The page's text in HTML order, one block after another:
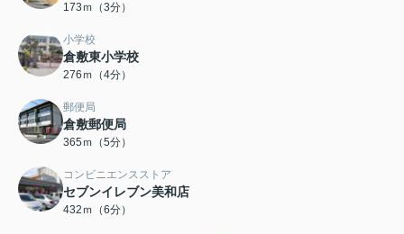
173ｍ（3分）
小学校
倉敷東小学校
276ｍ（4分）
郵便局
倉敷郵便局
365ｍ（5分）
コンビニエンスストア
セブンイレブン美和店
432ｍ（6分）